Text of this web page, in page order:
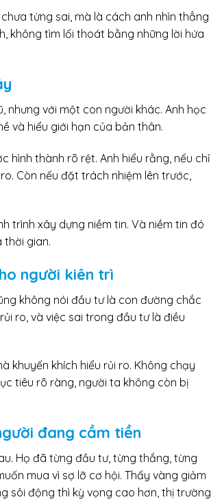
từng sai, mà là cách anh nhìn thẳng
không tìm lối thoát bằng những lời hứa
nhưng với một con người khác. Anh học
và hiểu giới hạn của bản thân.
hình thành rõ rệt. Anh hiểu rằng, nếu chỉ
Còn nếu đặt trách nhiệm lên trước,
trình xây dựng niềm tin. Và niềm tin đó
thời gian.
người kiên trì
không nói đầu tư là con đường chắc
ro, và việc sai trong đầu tư là điều
khuyến khích hiểu rủi ro. Không chạy
tiêu rõ ràng, người ta không còn bị
đang cầm tiền
Họ đã từng đầu tư, từng thắng, từng
mua vì sợ lỡ cơ hội. Thấy vàng giảm
sôi động thì kỳ vọng cao hơn, thị trường